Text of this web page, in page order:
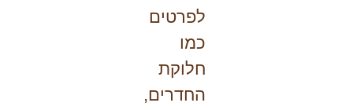
לפרטים
כמו
חלוקת
החדרים,